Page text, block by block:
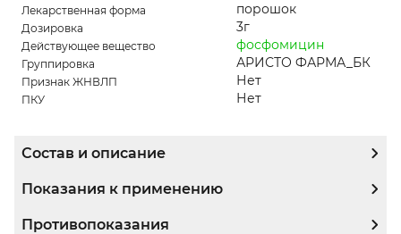
Лекарственная форма порошок
Дозировка 3г
Действующее вещество фосфомицин
Группировка АРИСТО ФАРМА_БК
Признак ЖНВЛП Нет
ПКУ Нет
Состав и описание
Показания к применению
Противопоказания